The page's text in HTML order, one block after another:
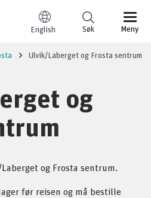
English Meny
Søk
Ulvik/Laberget og Frosta sentrum
og
og Frosta sentrum.
før reisen og må bestille